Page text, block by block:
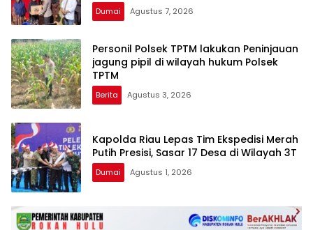
Dumai Agustus 7, 2026
Personil Polsek TPTM lakukan Peninjauan
jagung pipil di wilayah hukum Polsek
TPTM
Berita Agustus 3, 2026
Kapolda Riau Lepas Tim Ekspedisi Merah
Putih Presisi, Sasar 17 Desa di Wilayah 3T
Dumai Agustus 1, 2026